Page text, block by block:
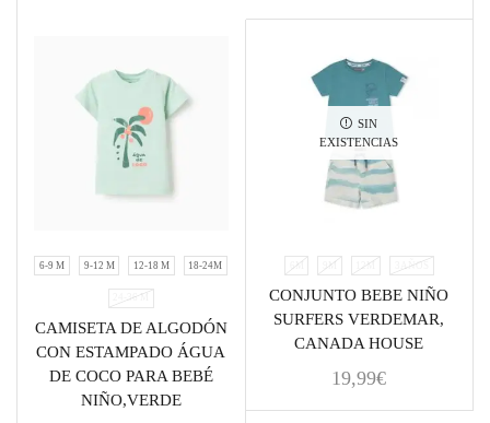
6-9 M 9-12 M 12-18 M 18-24M
24-36 M
CAMISETA DE ALGODÓN
CON ESTAMPADO ÁGUA
DE COCO PARA BEBÉ
NIÑO,VERDE
SIN
EXISTENCIAS
6M 9M 12M 3AÑOS
CONJUNTO BEBE NIÑO
SURFERS VERDEMAR,
CANADA HOUSE
19,99€